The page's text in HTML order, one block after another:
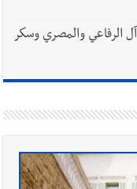
وفاة الحاج نور الدين الرفاعي 30-7-2026 آل الرفاعي والمصري وسكر